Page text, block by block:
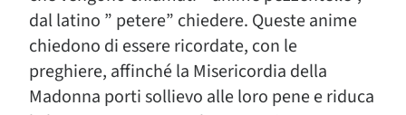
dal latino ” petere” chiedere. Queste anime
chiedono di essere ricordate, con le
preghiere, affinché la Misericordia della
Madonna porti sollievo alle loro pene e riduca